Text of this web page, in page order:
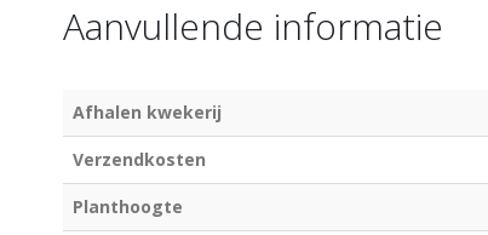
Aanvullende informatie
Afhalen kwekerij
Verzendkosten
Planthoogte